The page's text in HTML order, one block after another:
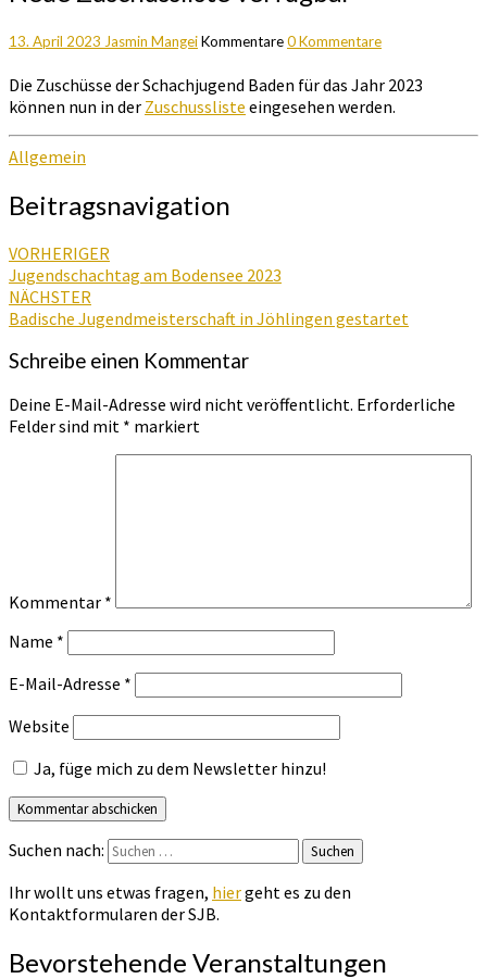
13. April 2023 Jasmin MangeiKommentare0 Kommentare
Die Zuschüsse der Schachjugend Baden für das Jahr 2023
können nun in der Zuschussliste eingesehen werden.
Allgemein
Beitragsnavigation
VORHERIGER
Jugendschachtag am Bodensee 2023
NÄCHSTER
Badische Jugendmeisterschaft in Jöhlingen gestartet
Schreibe einen Kommentar
Deine E-Mail-Adresse wird nicht veröffentlicht. Erforderliche
Felder sind mit * markiert
Kommentar *
Name *
E-Mail-Adresse *
Website
Ja, füge mich zu dem Newsletter hinzu!
Suchen nach: Suchen
Ihr wollt uns etwas fragen, hiergeht es zu den
Kontaktformularen der SJB.
Bevorstehende Veranstaltungen